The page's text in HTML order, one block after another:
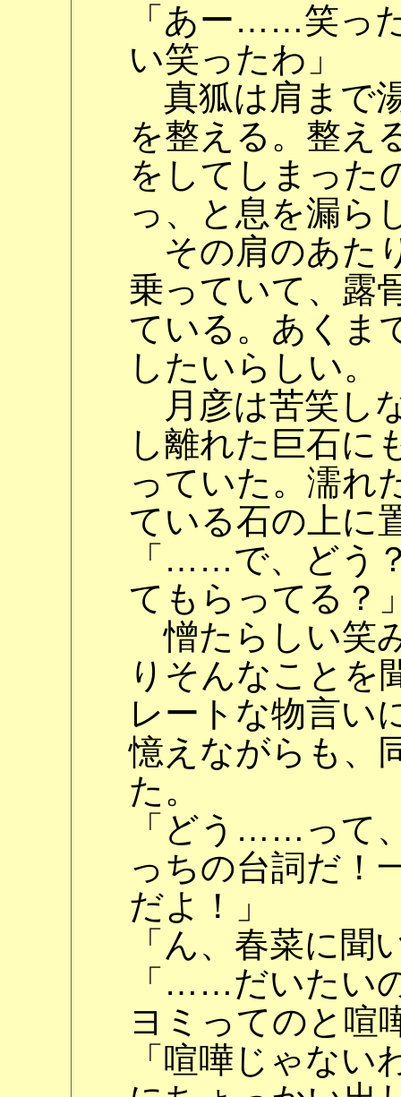
「あー……笑っ
い笑ったわ」
真狐は肩まで
を整える。整え
をしてしまった
っ、と息を漏ら
その肩のあた
乗っていて、露
ている。あくま
したいらしい。
月彦は苦笑し
し離れた巨石に
っていた。濡れ
ている石の上に
「……で、どう
てもらってる？
憎たらしい笑
りそんなことを
レートな物言い
憶えながらも、
た。
「どう……って
っちの台詞だ！
だよ！」
「ん、春菜に聞
「……だいたい
ヨミってのと喧
「喧嘩じゃない